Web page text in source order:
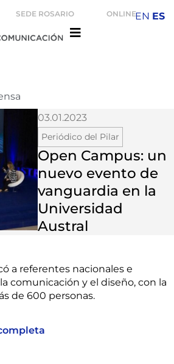
SEDE ROSARIO ONLINE
03.01.2023
Periódico del Pilar
Open Campus: un
nuevo evento de
vanguardia en la
Universidad
Austral
a referentes nacionales e
comunicación y el diseño, con la
de 600 personas.
EN ES